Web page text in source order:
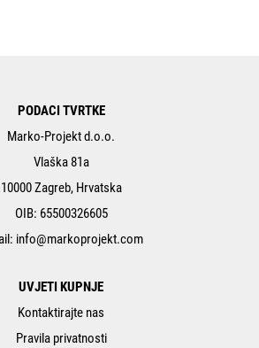
PODACI TVRTKE
Marko-Projekt d.o.o.
Vlaška 81a
10000 Zagreb, Hrvatska
OIB: 65500326605
info@markoprojekt.com
UVJETI KUPNJE
Kontaktirajte nas
Pravila privatnosti